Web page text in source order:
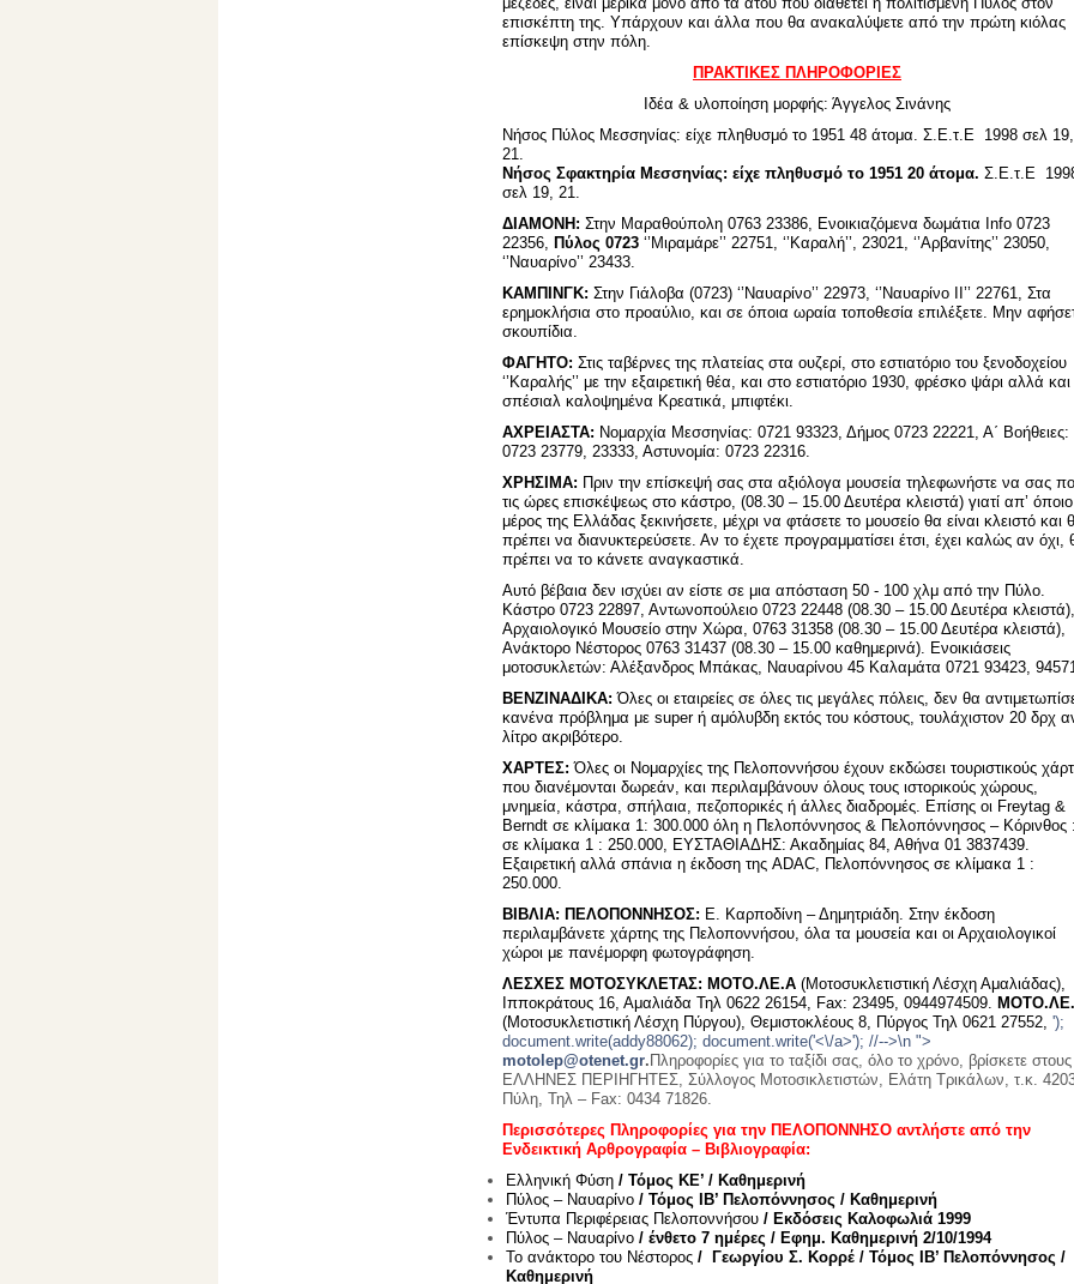
επισκέπτη της. Υπάρχουν και άλλα που θα ανακαλύψετε από την πρώτη κιόλας
επίσκεψη στην πόλη.
ΠΡΑΚΤΙΚΕΣ ΠΛΗΡΟΦΟΡΙΕΣ
Ιδέα & υλοποίηση μορφής: Άγγελος Σινάνης
Νήσος Πύλος Μεσσηνίας: είχε πληθυσμό το 1951 48 άτομα. Σ.Ε.τ.Ε 1998 σελ 19,
21.
Νήσος Σφακτηρία Μεσσηνίας: είχε πληθυσμό το 1951 20 άτομα. Σ.Ε.τ.Ε
σελ 19, 21.
ΔΙΑΜΟΝΗ: Στην Μαραθούπολη 0763 23386, Ενοικιαζόμενα δωμάτια Info 0723
22356, Πύλος 0723 ‘’Μιραμάρε’’ 22751, ‘’Καραλή’’, 23021, ‘’Αρβανίτης’’ 23050,
‘’Ναυαρίνο’’ 23433.
ΚΑΜΠΙΝΓΚ: Στην Γιάλοβα (0723) ‘’Ναυαρίνο’’ 22973, ‘’Ναυαρίνο ΙΙ’’ 22761, Στα
ερημοκλήσια στο προαύλιο, και σε όποια ωραία τοποθεσία επιλέξετε. Μην
σκουπίδια.
ΦΑΓΗΤΟ: Στις ταβέρνες της πλατείας στα ουζερί, στο εστιατόριο του ξενοδοχείου
‘’Καραλής’’ με την εξαιρετική θέα, και στο εστιατόριο 1930, φρέσκο ψάρι αλλά και
σπέσιαλ καλοψημένα Κρεατικά, μπιφτέκι.
ΑΧΡΕΙΑΣΤΑ: Νομαρχία Μεσσηνίας: 0721 93323, Δήμος 0723 22221, Α΄ Βοήθειες:
0723 23779, 23333, Αστυνομία: 0723 22316.
ΧΡΗΣΙΜΑ: Πριν την επίσκεψή σας στα αξιόλογα μουσεία τηλεφωνήστε να σας
τις ώρες επισκέψεως στο κάστρο, (08.30 – 15.00 Δευτέρα κλειστά) γιατί απ’ όποιο
μέρος της Ελλάδας ξεκινήσετε, μέχρι να φτάσετε το μουσείο θα είναι κλειστό και
πρέπει να διανυκτερεύσετε. Αν το έχετε προγραμματίσει έτσι, έχει καλώς αν όχι,
πρέπει να το κάνετε αναγκαστικά.
Αυτό βέβαια δεν ισχύει αν είστε σε μια απόσταση 50 - 100 χλμ από την Πύλο.
Κάστρο 0723 22897, Αντωνοπούλειο 0723 22448 (08.30 – 15.00 Δευτέρα κλειστά),
Αρχαιολογικό Μουσείο στην Χώρα, 0763 31358 (08.30 – 15.00 Δευτέρα κλειστά),
Ανάκτορο Νέστορος 0763 31437 (08.30 – 15.00 καθημερινά). Ενοικιάσεις
μοτοσυκλετών: Αλέξανδρος Μπάκας, Ναυαρίνου 45 Καλαμάτα 0721 93423, 94571.
ΒΕΝΖΙΝΑΔΙΚΑ: Όλες οι εταιρείες σε όλες τις μεγάλες πόλεις, δεν θα
κανένα πρόβλημα με super ή αμόλυβδη εκτός του κόστους, τουλάχιστον 20 δρχ
λίτρο ακριβότερο.
ΧΑΡΤΕΣ: Όλες οι Νομαρχίες της Πελοποννήσου έχουν εκδώσει τουριστικούς
που διανέμονται δωρεάν, και περιλαμβάνουν όλους τους ιστορικούς χώρους,
μνημεία, κάστρα, σπήλαια, πεζοπορικές ή άλλες διαδρομές. Επίσης οι Freytag &
Berndt σε κλίμακα 1: 300.000 όλη η Πελοπόννησος & Πελοπόννησος – Κόρινθος :
σε κλίμακα 1 : 250.000, ΕΥΣΤΑΘΙΑΔΗΣ: Ακαδημίας 84, Αθήνα 01 3837439.
Εξαιρετική αλλά σπάνια η έκδοση της ADAC, Πελοπόννησος σε κλίμακα 1 :
250.000.
ΒΙΒΛΙΑ: ΠΕΛΟΠΟΝΝΗΣΟΣ: Ε. Καρποδίνη – Δημητριάδη. Στην έκδοση
περιλαμβάνετε χάρτης της Πελοποννήσου, όλα τα μουσεία και οι Αρχαιολογικοί
χώροι με πανέμορφη φωτογράφηση.
ΛΕΣΧΕΣ ΜΟΤΟΣΥΚΛΕΤΑΣ: ΜΟΤΟ.ΛΕ.Α (Μοτοσυκλετιστική Λέσχη Αμαλιάδας),
Ιπποκράτους 16, Αμαλιάδα Τηλ 0622 26154, Fax: 23495, 0944974509.
(Μοτοσυκλετιστική Λέσχη Πύργου), Θεμιστοκλέους 8, Πύργος Τηλ 0621 27552, ');
document.write(addy88062); document.write('<\/a>'); //-->\n ">
motolep@otenet.gr.Πληροφορίες για το ταξίδι σας, όλο το χρόνο, βρίσκετε στους
ΕΛΛΗΝΕΣ ΠΕΡΙΗΓΗΤΕΣ, Σύλλογος Μοτοσικλετιστών, Ελάτη Τρικάλων, τ.κ.
Πύλη, Τηλ – Fax: 0434 71826.
Περισσότερες Πληροφορίες για την ΠΕΛΟΠΟΝΝΗΣΟ αντλήστε από την
Ενδεικτική Αρθρογραφία – Βιβλιογραφία:
Ελληνική Φύση / Τόμος ΚΕ’ / Καθημερινή
Πύλος – Ναυαρίνο / Τόμος ΙΒ’ Πελοπόννησος / Καθημερινή
Έντυπα Περιφέρειας Πελοποννήσου / Εκδόσεις Καλοφωλιά 1999
Πύλος – Ναυαρίνο / ένθετο 7 ημέρες / Εφημ. Καθημερινή 2/10/1994
Το ανάκτορο του Νέστορος / Γεωργίου Σ. Κορρέ / Τόμος ΙΒ’ Πελοπόννησος /
Καθημερινή